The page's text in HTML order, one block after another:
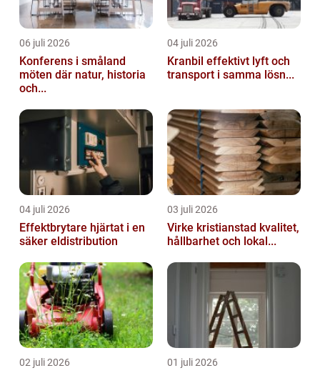
06 juli 2026
Konferens i småland
möten där natur, historia
och...
04 juli 2026
Kranbil effektivt lyft och
transport i samma lösn...
04 juli 2026
Effektbrytare hjärtat i en
säker eldistribution
03 juli 2026
Virke kristianstad kvalitet,
hållbarhet och lokal...
02 juli 2026 01 juli 2026